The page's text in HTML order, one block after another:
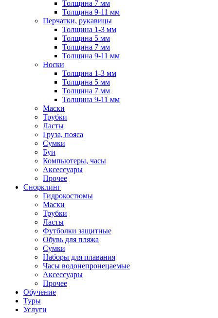
Толщина 7 мм
Толщина 9-11 мм
Перчатки, рукавицы
Толщина 1-3 мм
Толщина 5 мм
Толщина 7 мм
Толщина 9-11 мм
Носки
Толщина 1-3 мм
Толщина 5 мм
Толщина 7 мм
Толщина 9-11 мм
Маски
Трубки
Ласты
Груза, пояса
Сумки
Буи
Компьютеры, часы
Аксессуары
Прочее
Снорклинг
Гидрокостюмы
Маски
Трубки
Ласты
Футболки защитные
Обувь для пляжа
Сумки
Наборы для плавания
Часы водонепронецаемые
Аксессуары
Прочее
Обучение
Туры
Услуги